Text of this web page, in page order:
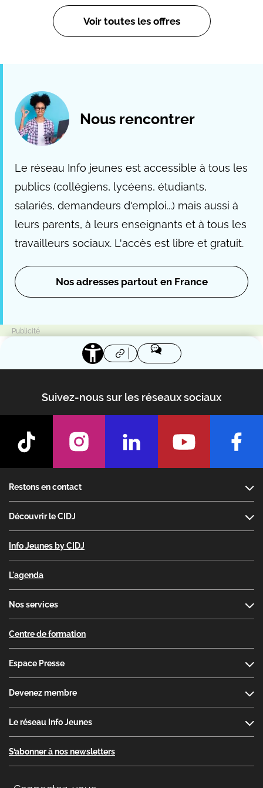
Voir toutes les offres
Nous rencontrer
Le réseau Info jeunes est accessible à tous les
publics (collégiens, lycéens, étudiants,
salariés, demandeurs d'emploi...) mais aussi à
leurs parents, à leurs enseignants et à tous les
travailleurs sociaux. L'accès est libre et gratuit.
Nos adresses partout en France
Suivez-nous sur les réseaux sociaux
Restons en contact
Découvrir le CIDJ
Info Jeunes by CIDJ
L'agenda
Nos services
Centre de formation
Espace Presse
Devenez membre
Le réseau Info Jeunes
S’abonner à nos newsletters